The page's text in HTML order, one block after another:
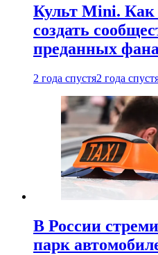
Культ Mini. Как
создать
преданных
2 года спустя2 года
В России
парк